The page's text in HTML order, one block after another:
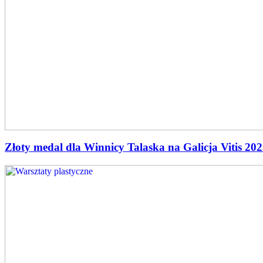
Złoty medal dla Winnicy Talaska na Galicja Vitis